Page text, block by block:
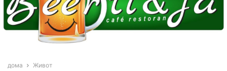
дома Живот